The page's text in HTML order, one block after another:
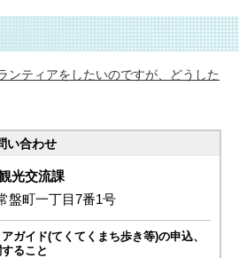
ンティアをしたいのですが、どうした
い合わせ
光交流課
盤町一丁目7番1号
ガイド(てくてくまち歩き等)の申込、
ること